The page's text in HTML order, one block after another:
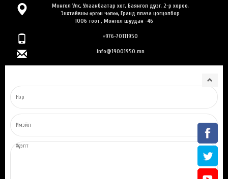
Монгол Улс, Улаанбаатар хот, Баянгол дүүрэг, 2-р хороо,
Энхтайвны өргөн чөлөө, Гранд плаза цогцолбор
1006 тоот , Монгол шуудан -46
+976-70111950
info@19001950.mn